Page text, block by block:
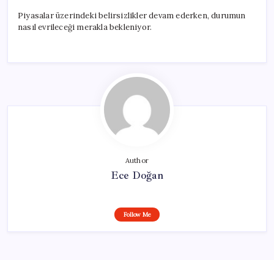
Piyasalar üzerindeki belirsizlikler devam ederken, durumun
nasıl evrileceği merakla bekleniyor.
Author
Ece Doğan
Follow Me